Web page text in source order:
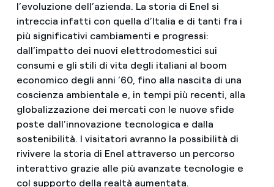
l’evoluzione dell’azienda. La storia di Enel si
intreccia infatti con quella d’Italia e di tanti fra i
più significativi cambiamenti e progressi:
dall’impatto dei nuovi elettrodomestici sui
consumi e gli stili di vita degli italiani al boom
economico degli anni ’60, fino alla nascita di una
coscienza ambientale e, in tempi più recenti, alla
globalizzazione dei mercati con le nuove sfide
poste dall’innovazione tecnologica e dalla
sostenibilità. I visitatori avranno la possibilità di
rivivere la storia di Enel attraverso un percorso
interattivo grazie alle più avanzate tecnologie e
col supporto della realtà aumentata.